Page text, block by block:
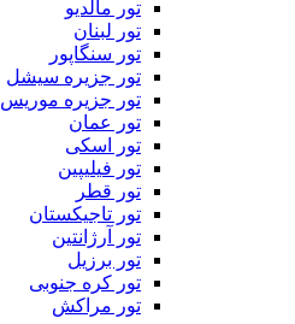
تور مالدیو
تور لبنان
تور سنگاپور
تور جزیره سیشل
تور جزیره موریس
تور عمان
تور اسکی
تور فیلیپین
تور قطر
تور تاجیکستان
تور آرژانتین
تور برزیل
تور کره جنوبی
تور مراکش